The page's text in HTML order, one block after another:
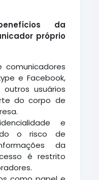
da
próprio
comunicadores
e Facebook,
usuários
do corpo de
e
o risco de
da
é restrito